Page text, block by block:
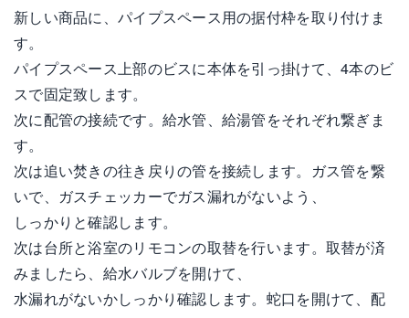
新しい商品に、パイプスペース用の据付枠を取り付けま
す。
パイプスペース上部のビスに本体を引っ掛けて、4本のビ
スで固定致します。
次に配管の接続です。給水管、給湯管をそれぞれ繋ぎま
す。
次は追い焚きの往き戻りの管を接続します。ガス管を繋
いで、ガスチェッカーでガス漏れがないよう、
しっかりと確認します。
次は台所と浴室のリモコンの取替を行います。取替が済
みましたら、給水バルブを開けて、
水漏れがないかしっかり確認します。蛇口を開けて、配